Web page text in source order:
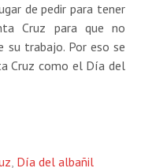
de pedir para tener
Cruz para que no
su trabajo. Por eso se
Cruz como el Día del
, Día del albañil